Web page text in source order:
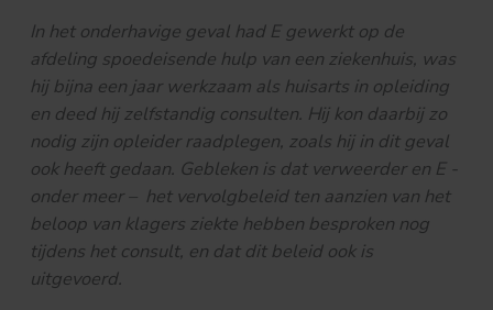
In het onderhavige geval had E gewerkt op de
afdeling spoedeisende hulp van een ziekenhuis, was
hij bijna een jaar werkzaam als huisarts in opleiding
en deed hij zelfstandig consulten. Hij kon daarbij zo
nodig zijn opleider raadplegen, zoals hij in dit geval
ook heeft gedaan. Gebleken is dat verweerder en E -
onder meer – het vervolgbeleid ten aanzien van het
beloop van klagers ziekte hebben besproken nog
tijdens het consult, en dat dit beleid ook is
uitgevoerd.